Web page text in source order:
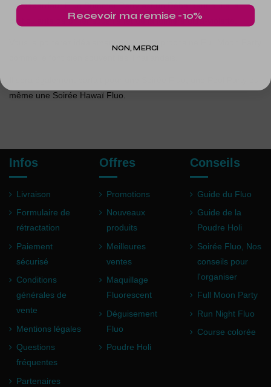
Le Débardeur Fluo Summer Party est un Débardeur qui a la
particularité de briller sous l'effet de la lumière ultra-violette.
même une Soirée Hawaï Fluo.
Infos
Livraison
Formulaire de
rétractation
Paiement
sécurisé
Conditions
générales de
vente
Mentions légales
Questions
fréquentes
Partenaires
Offres
Promotions
Nouveaux
produits
Meilleures
ventes
Maquillage
Fluorescent
Déguisement
Fluo
Poudre Holi
Conseils
Guide du Fluo
Guide de la
Poudre Holi
Soirée Fluo, Nos
conseils pour
l'organiser
Full Moon Party
Run Night Fluo
Course colorée
Recevoir ma remise -10%
NON, MERCI